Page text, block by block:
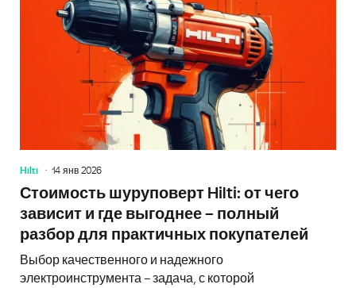
Hilti 14 янв 2026
Стоимость шуруповерт Hilti: от чего
зависит и где выгоднее – полный
разбор для практичных покупателей
Выбор качественного и надежного
электроинструмента – задача, с которой